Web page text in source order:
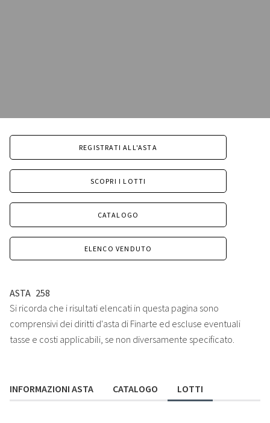
REGISTRATI ALL'ASTA
SCOPRI I LOTTI
CATALOGO
ELENCO VENDUTO
ASTA 258
Si ricorda che i risultati elencati in questa pagina sono
comprensivi dei diritti d'asta di Finarte ed escluse eventuali
tasse e costi applicabili, se non diversamente specificato.
INFORMAZIONI ASTA CATALOGO LOTTI